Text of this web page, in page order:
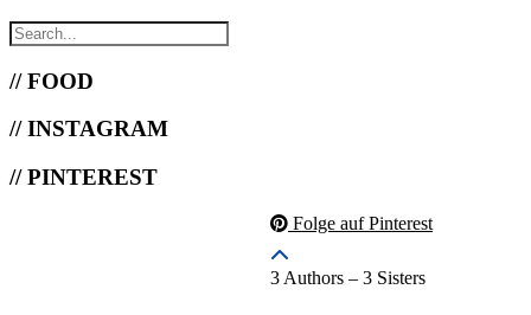
// FOOD
// INSTAGRAM
// PINTEREST
Folge auf Pinterest
3 Authors – 3 Sisters